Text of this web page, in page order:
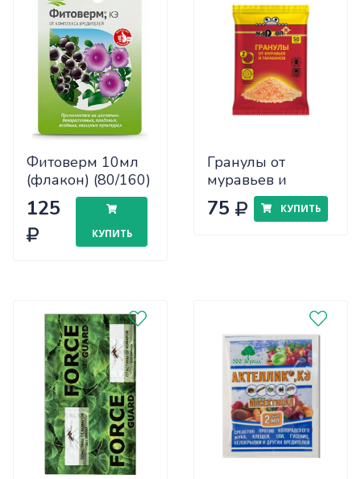
Фитоверм 10мл
(флакон) (80/160)
Август
125
КУПИТЬ
Гранулы от
муравьев и
тараканов Nadzor
50г (2шт)
75 КУПИТЬ